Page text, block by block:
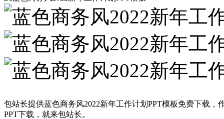
包站长提供蓝色商务风2022新年工作计划PPT模板免费下载
PPT下载，就来包站长。